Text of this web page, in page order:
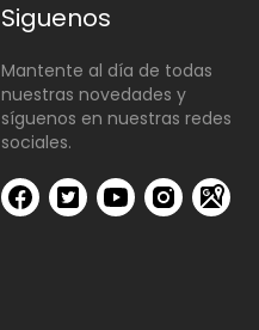
Siguenos
Mantente al día de todas
nuestras novedades y
síguenos en nuestras redes
sociales.